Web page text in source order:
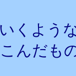
くよう
んだも